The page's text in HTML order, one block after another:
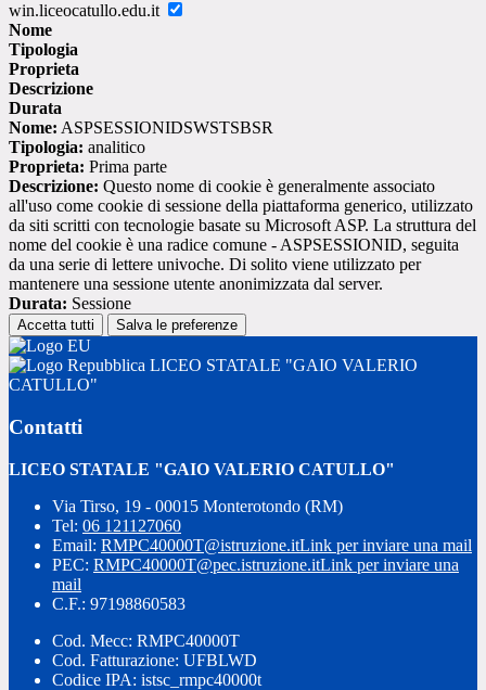
win.liceocatullo.edu.it
Nome
Tipologia
Proprieta
Descrizione
Durata
Nome: ASPSESSIONIDSWSTSBSR
Tipologia: analitico
Proprieta: Prima parte
Descrizione: Questo nome di cookie è generalmente associato
all'uso come cookie di sessione della piattaforma generico, utilizzato
da siti scritti con tecnologie basate su Microsoft ASP. La struttura del
nome del cookie è una radice comune - ASPSESSIONID, seguita
da una serie di lettere univoche. Di solito viene utilizzato per
mantenere una sessione utente anonimizzata dal server.
Durata: Sessione
Accetta tutti Salva le preferenze
LICEO STATALE "GAIO VALERIO
CATULLO"
Contatti
LICEO STATALE "GAIO VALERIO CATULLO"
Via Tirso, 19 - 00015 Monterotondo (RM)
Tel: 06 121127060
Email: RMPC40000T@istruzione.itLink per inviare una mail
PEC: RMPC40000T@pec.istruzione.itLink per inviare una
mail
C.F.: 97198860583
Cod. Mecc: RMPC40000T
Cod. Fatturazione: UFBLWD
Codice IPA: istsc_rmpc40000t